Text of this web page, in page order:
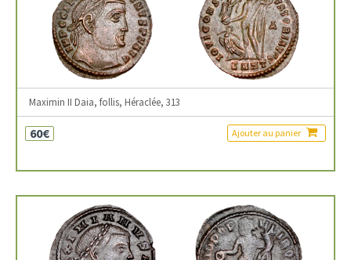
Maximin II Daia, follis, Héraclée, 313
60€ Ajouter au panier